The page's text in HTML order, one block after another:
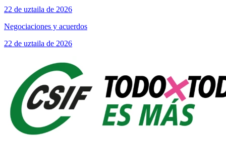
22 de uztaila de 2026
Negociaciones y acuerdos
22 de uztaila de 2026